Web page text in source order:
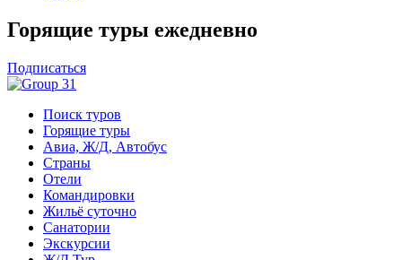
Горящие туры ежедневно
Подписаться
Поиск туров
Горящие туры
Авиа, Ж/Д, Автобус
Страны
Отели
Командировки
Жильё суточно
Санатории
Экскурсии